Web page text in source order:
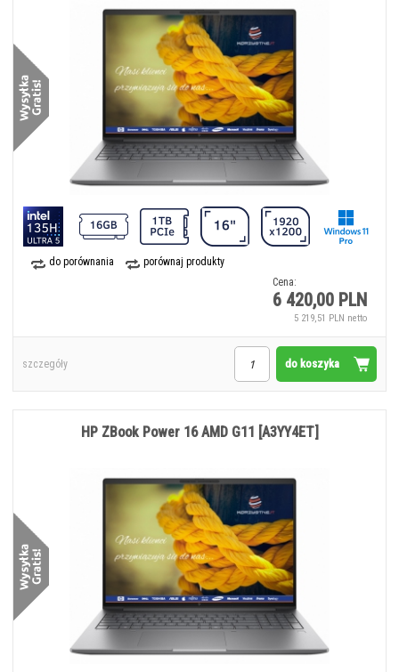
do porównania
porównaj produkty
Cena:
6 420,00 PLN
5 219,51 PLN netto
do koszyka
szczegóły
HP ZBook Power 16 AMD G11 [A3YY4ET]